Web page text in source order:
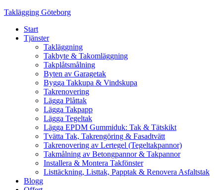
Skip
content
Taklägging Göteborg
Start
Tjänster
Takläggning
Takbyte & Takomläggning
Takplåtsmålning
Byten av Garagetak
Bygga Takkupa & Vindskupa
Takrenovering
Lägga Plåttak
Lägga Takpapp
Lägga Tegeltak
Lägga EPDM Gummiduk: Tak & Tätskikt
Tvätta Tak, Takrengöring & Fasadtvätt
Takrenovering av Lertegel (Tegeltakpannor)
Takmålning av Betongpannor & Takpannor
Installera & Montera Takfönster
Listtäckning, Listtak, Papptak & Renovera Asfaltstak
Blogg